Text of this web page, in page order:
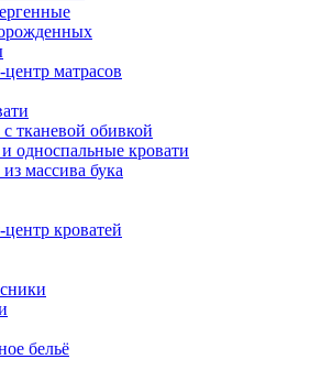
матрасов
тканевой обивкой
односпальные кровати
массива бука
кроватей
бельё